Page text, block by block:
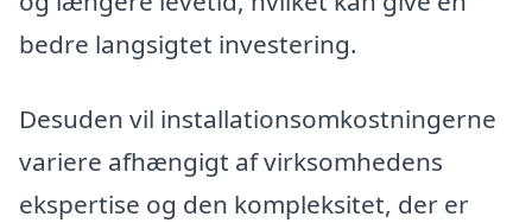
bedre langsigtet investering.
Desuden vil installationsomkostningerne
variere afhængigt af virksomhedens
ekspertise og den kompleksitet, der er